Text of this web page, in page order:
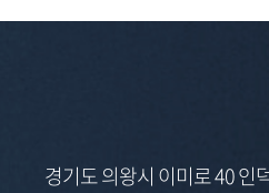
경기도 의왕시 이미로 40 인